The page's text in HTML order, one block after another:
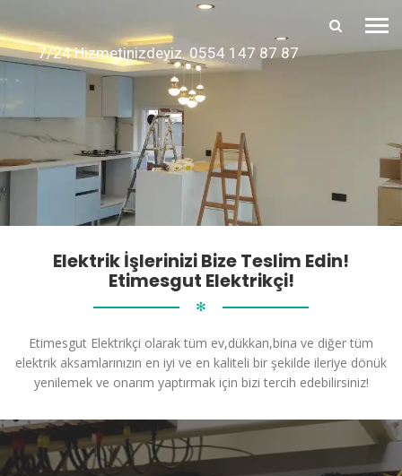
7/24 Hizmetinizdeyiz. 0554 147 87 87
Elektrik İşlerinizi Bize Teslim Edin!
Etimesgut Elektrikçi!
✻
Etimesgut Elektrikçi olarak tüm ev,dükkan,bina ve diğer tüm
elektrik aksamlarınızın en iyi ve en kaliteli bir şekilde ileriye dönük
yenilemek ve onarım yaptırmak için bizi tercih edebilirsiniz!